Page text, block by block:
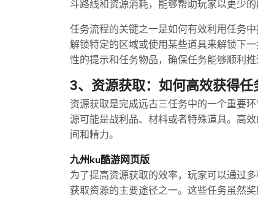
斗路线和资源消耗，能够帮助玩家以更少的
任务流程的关键之一是如何有效利用任务
解锁特定的区域或使用某些道具来解锁下
性的提示和任务物品，确保任务能够顺利推
3、资源获取：如何高效获得任
资源获取是完成远古三任务中的一个重要
源可能是战利品、材料或者特殊道具。高
间和精力。
九州ku酷游网页版
为了提高资源获取的效率，玩家可以通过
获取资源的主要途径之一。这些任务虽然